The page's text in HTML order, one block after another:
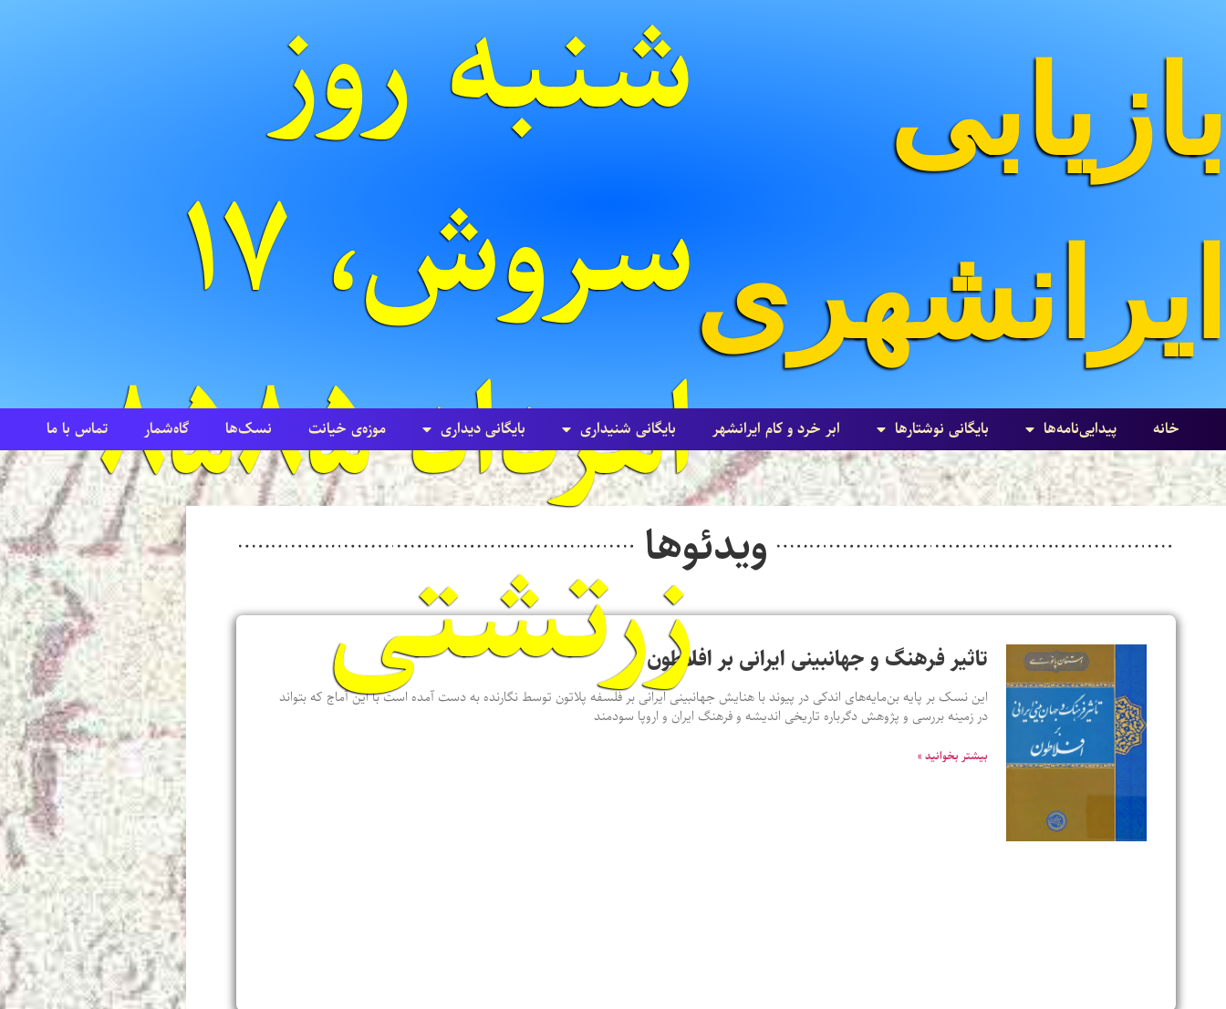
بازیابی
ایرانشهری
شنبه روز
سروش، ۱۷
امرداد ۸۵۸۵
زرتشتی
خانه پیدایی‌نامه‌ها بایگانی نوشتارها ابر خرد و کام ایرانشهر بایگانی شنيداری بایگانی ديداری موزه‌ی خیانت نسک‌ها گاه‌شمار تماس با ما
ویدئوها
تاثیر فرهنگ و جهانبینی ایرانی بر افلاطون
این نسک بر پایه بن‌مایه‌های اندکی در پیوند با هنایش جهانبینی ایرانی بر فلسفه پلاتون توسط نگارنده به دست آمده است با این آماج که بتواند
در زمینه بررسی و پژوهش دگرباره تاریخی اندیشه و فرهنگ ایران و اروپا سودمند
بیشتر بخوانید »